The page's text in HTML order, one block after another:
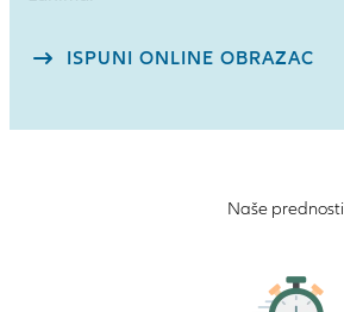
ISPUNI ONLINE OBRAZAC
Naše prednosti